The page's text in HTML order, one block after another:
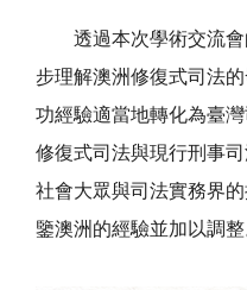
透過本次學術交流會
步理解澳洲修復式司法
功經驗適當地轉化為臺
修復式司法與現行刑事
社會大眾與司法實務界
鑒澳洲的經驗並加以調整